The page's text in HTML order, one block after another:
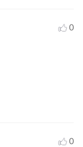
0
0